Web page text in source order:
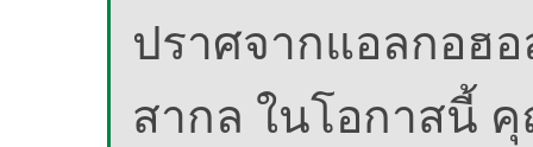
ปราศจากแอลกอฮ
สากล ในโอกาสนี้